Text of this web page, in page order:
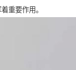
重要作用。